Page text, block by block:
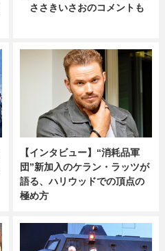
ささきいさおのコメントも
【インタビュー】“消耗品軍
団”新加入のケラン・ラッツが
語る、ハリウッドでの頂点の
極め方